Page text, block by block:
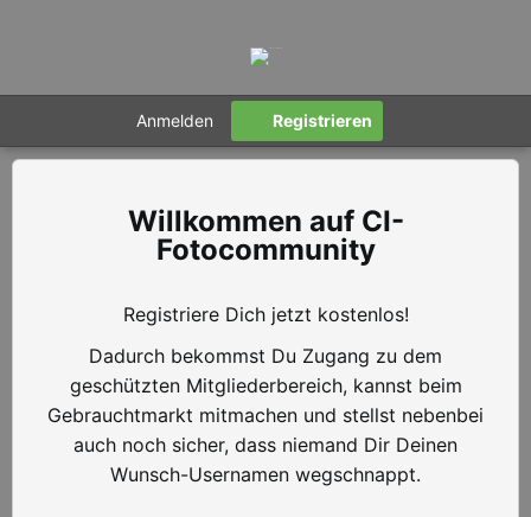
Anmelden Registrieren
CI-
Fotocommunity
Registriere Dich jetzt kostenlos!
Dadurch bekommst Du Zugang zu dem
geschützten Mitgliederbereich, kannst beim
Gebrauchtmarkt mitmachen und stellst nebenbei
auch noch sicher, dass niemand Dir Deinen
Wunsch-Usernamen wegschnappt.